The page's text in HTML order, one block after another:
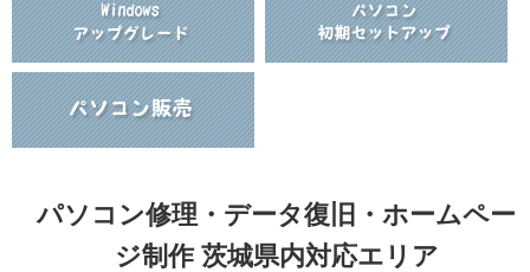
パソコン修理・データ復旧・ホームペー
ジ制作 茨城県内対応エリア